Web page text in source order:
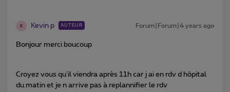
K Kevin p AUTEUR Forum|Forum|4 years ago
Bonjour merci boucoup
Croyez vous qu'il viendra après 11h car j ai en rdv d hôpital
du matin et je n arrive pas à replannifier le rdv